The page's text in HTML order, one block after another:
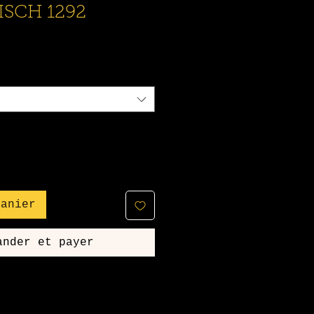
1292
et payer